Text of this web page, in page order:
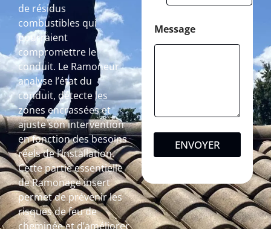
de résidus
combustibles qui
pourraient
compromettre le
conduit. Le Ramoneur
analyse l’état du
conduit, détecte les
zones encrassées et
ajuste son intervention
en fonction des besoins
réels de l’installation.
Cette partie essentielle
de Ramonage insert
permet de prévenir les
risques de feu de
cheminée et d’améliorer
Message
ENVOYER